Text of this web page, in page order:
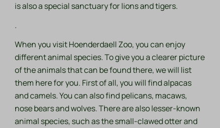
is also a special sanctuary for lions and tigers.
.
When you visit Hoenderdaell Zoo, you can enjoy
different animal species. To give you a clearer picture
of the animals that can be found there, we will list
them here for you. First of all, you will find alpacas
and camels. You can also find pelicans, macaws,
nose bears and wolves. There are also lesser-known
animal species, such as the small-clawed otter and